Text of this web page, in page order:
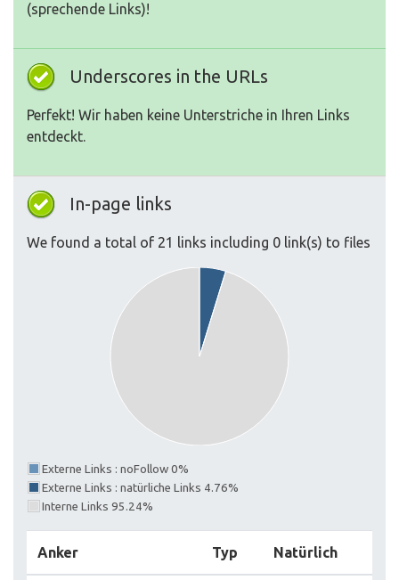
(sprechende Links)!
Underscores in the URLs
Perfekt! Wir haben keine Unterstriche in Ihren Links
entdeckt.
In-page links
We found a total of 21 links including 0 link(s) to files
Externe Links : noFollow 0%
Externe Links : natürliche Links 4.76%
Interne Links 95.24%
Anker Typ Natürlich